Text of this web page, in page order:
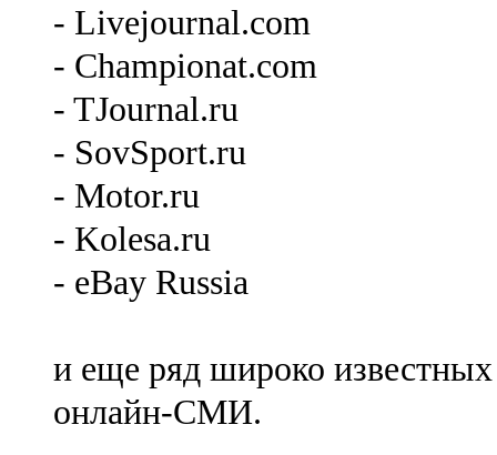
- Livejournal.com
- Championat.com
- TJournal.ru
- SovSport.ru
- Motor.ru
- Kolesa.ru
- eBay Russia
и еще ряд широко
онлайн-СМИ.